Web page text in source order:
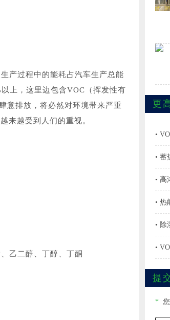
产过程中的能耗占汽车生产总能
上，这里边包含VOC（挥发性有
意排放，将必然对环境带来严重
来越受到人们的重视。
乙二醇、丁醇、丁酮
更
•
• 蓄
• 高
• 热
• 除
•
提
*